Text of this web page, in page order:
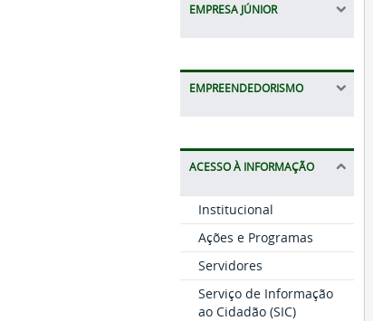
EMPRESA JÚNIOR
EMPREENDEDORISMO
ACESSO À INFORMAÇÃO
Institucional
Ações e Programas
Servidores
Serviço de Informação
ao Cidadão (SIC)